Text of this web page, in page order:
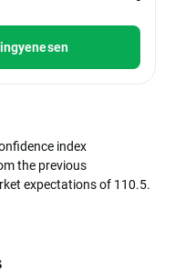
index
the previous
expectations of 110.5.